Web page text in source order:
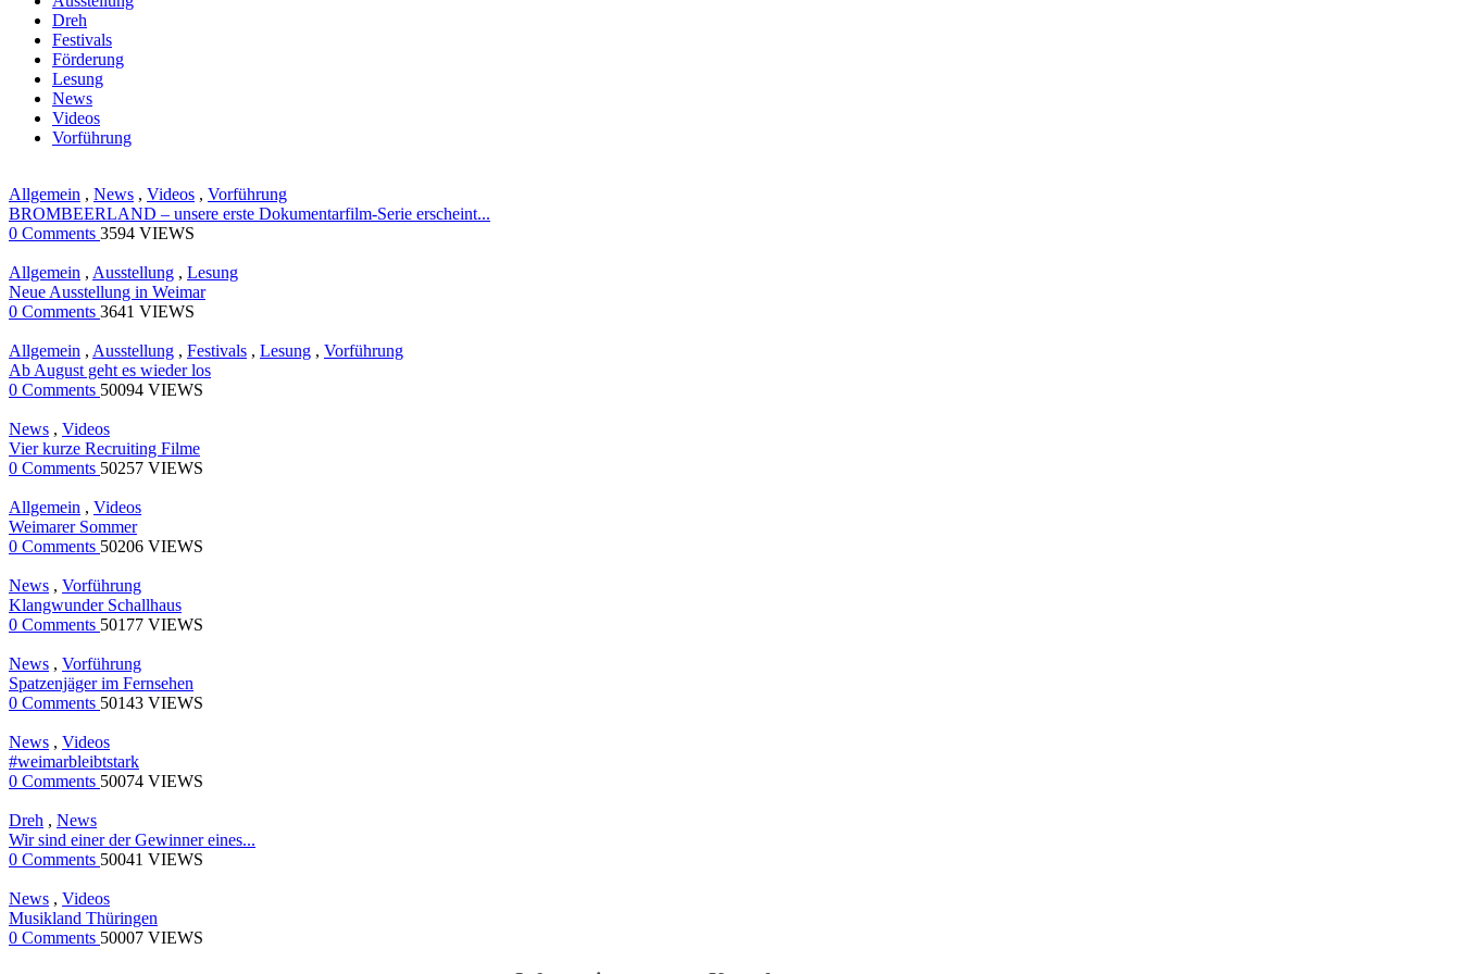
Dreh
Festivals
Förderung
Lesung
News
Videos
Vorführung
Allgemein , News , Videos , Vorführung
BROMBEERLAND – unsere erste Dokumentarfilm-Serie erscheint...
0 Comments 3594 VIEWS
Allgemein , Ausstellung , Lesung
Neue Ausstellung in Weimar
0 Comments 3641 VIEWS
Allgemein , Ausstellung , Festivals , Lesung , Vorführung
Ab August geht es wieder los
0 Comments 50094 VIEWS
News , Videos
Vier kurze Recruiting Filme
0 Comments 50257 VIEWS
Allgemein , Videos
Weimarer Sommer
0 Comments 50206 VIEWS
News , Vorführung
Klangwunder Schallhaus
0 Comments 50177 VIEWS
News , Vorführung
Spatzenjäger im Fernsehen
0 Comments 50143 VIEWS
News , Videos
#weimarbleibtstark
0 Comments 50074 VIEWS
Dreh , News
Wir sind einer der Gewinner eines...
0 Comments 50041 VIEWS
News , Videos
Musikland Thüringen
0 Comments 50007 VIEWS